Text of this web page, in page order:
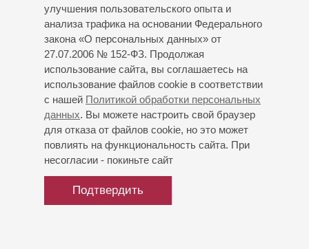
улучшения пользовательского опыта и
анализа трафика на основании Федерального
закона «О персональных данных» от
27.07.2006 № 152-ФЗ. Продолжая
использование сайта, вы соглашаетесь на
использование файлов cookie в соответствии
с нашей Политикой обработки персональных
данных. Вы можете настроить свой браузер
для отказа от файлов cookie, но это может
повлиять на функциональность сайта. При
несогласии - покиньте сайт
Подтвердить
флейте»), Дж.Верди (Царь Египта в «Аиде»), Ж.Бизе
(Цунига в «Кармен»), Н.Римского-Корсакова (Малюта,
Собакин в «Царской невесте»), А.Бородина (Кончак в
«Князе Игоре»), П.Чайковского (Голова в «Черевичках»,
Зарецкий, Гремин в «Евгении Онегине»), Н.Лысенко
(Выборный в «Наталке-Полтавке»).
В составе труппы Харьковского академического театра
оперы и балета им.Н.Лысенко принимал участие в
оперных фестивалях в Испании, Италии, Германии.